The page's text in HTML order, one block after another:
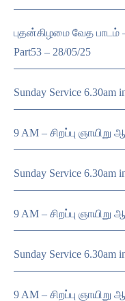
புதன்கிழமை வேத பாடம்
Part53 – 28/05/25
Sunday Service 6.30am
9 AM – சிறப்பு
Sunday Service 6.30am
9 AM – சிறப்பு
Sunday Service 6.30am
9 AM – சிறப்பு